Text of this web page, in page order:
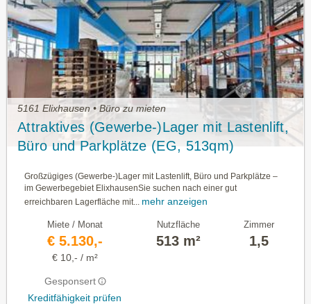
5161 Elixhausen • Büro zu mieten
Attraktives (Gewerbe-)Lager mit Lastenlift,
Büro und Parkplätze (EG, 513qm)
Großzügiges (Gewerbe-)Lager mit Lastenlift, Büro und Parkplätze –
im Gewerbegebiet ElixhausenSie suchen nach einer gut
erreichbaren Lagerfläche mit... mehr anzeigen
Miete / Monat
€ 5.130,-
€ 10,- / m²
Gesponsert
Kreditfähigkeit prüfen
Nutzfläche
513 m²
Zimmer
1,5